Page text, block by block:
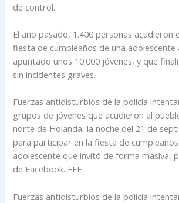
de control.
El año pasado, 1.400 personas acudieron
fiesta de cumpleaños de una adolescente
apuntado unos 10.000 jóvenes, y que
sin incidentes graves.
Fuerzas antidisturbios de la policía
grupos de jóvenes que acudieron al
norte de Holanda, la noche del 21 de
para participar en la fiesta de
adolescente que invitó de forma masiva,
de Facebook. EFE
Fuerzas antidisturbios de la policía